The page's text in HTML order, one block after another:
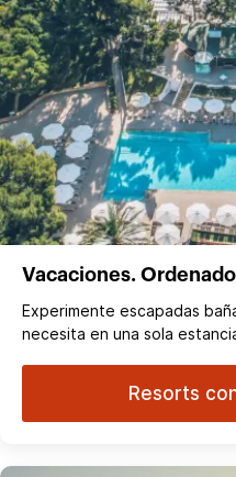
Vacaciones.
Experimente escapadas
necesita en una sola
Resorts